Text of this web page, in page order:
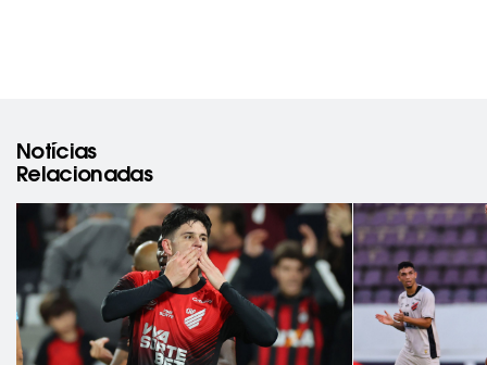
Notícias
Relacionadas